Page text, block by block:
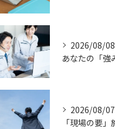
2026/08/08
2026/08/07